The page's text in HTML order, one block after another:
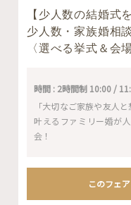
【少人数の結婚式
少人数・家族婚相
〈選べる挙式＆会
時間 : 2時間制 10:00 /
「大切なご家族や友人
叶えるファミリー婚が
会！
このフェ